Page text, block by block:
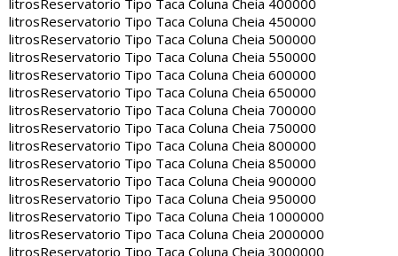
litrosReservatorio Tipo Taca Coluna Cheia 450000
litrosReservatorio Tipo Taca Coluna Cheia 500000
litrosReservatorio Tipo Taca Coluna Cheia 550000
litrosReservatorio Tipo Taca Coluna Cheia 600000
litrosReservatorio Tipo Taca Coluna Cheia 650000
litrosReservatorio Tipo Taca Coluna Cheia 700000
litrosReservatorio Tipo Taca Coluna Cheia 750000
litrosReservatorio Tipo Taca Coluna Cheia 800000
litrosReservatorio Tipo Taca Coluna Cheia 850000
litrosReservatorio Tipo Taca Coluna Cheia 900000
litrosReservatorio Tipo Taca Coluna Cheia 950000
litrosReservatorio Tipo Taca Coluna Cheia 1000000
litrosReservatorio Tipo Taca Coluna Cheia 2000000
litrosReservatorio Tipo Taca Coluna Cheia 3000000